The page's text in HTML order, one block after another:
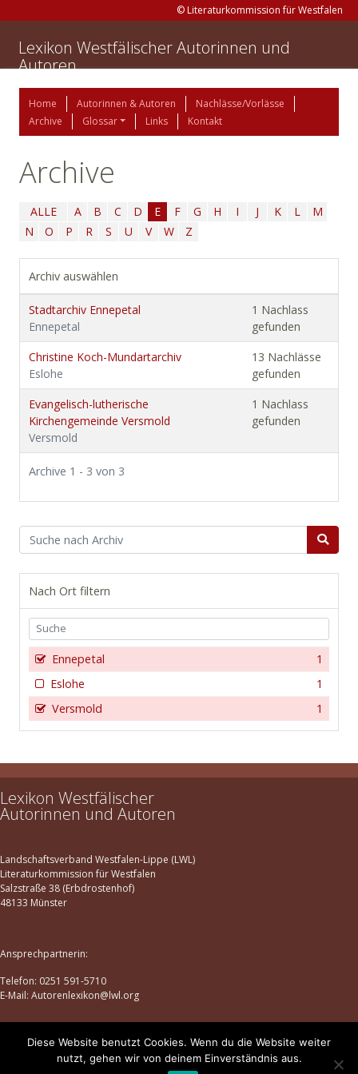
© Literaturkommission für Westfalen
Lexikon Westfälischer Autorinnen und
Autoren
Home Autorinnen & Autoren
Nachlässe/Vorlässe
Archive
Glossar Links Kontakt
Archive
ALLE A B C D E F G H I J K L
M
N
O P R S U V W Z
Archiv auswählen
Stadtarchiv Ennepetal
Ennepetal
1 Nachlass
gefunden
Christine Koch-Mundartarchiv
Eslohe
13 Nachlässe
gefunden
Evangelisch-lutherische
Kirchengemeinde Versmold
Versmold
1 Nachlass
gefunden
Archive 1 - 3 von 3
Nach Ort filtern
1
Ennepetal
1
Eslohe
1
Versmold
Lexikon Westfälischer
Autorinnen und Autoren
Landschaftsverband Westfalen-Lippe (LWL)
Literaturkommission für Westfalen
Salzstraße 38 (Erbdrostenhof)
48133 Münster
Ansprechpartnerin:
Telefon: 0251 591-5710
E-Mail: Autorenlexikon@lwl.org
Datenschutz |Impressum
Diese Website benutzt Cookies. Wenn du die Website weiter
nutzt, gehen wir von deinem Einverständnis aus.